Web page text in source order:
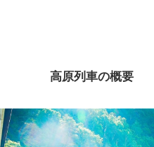
高原列車の概要